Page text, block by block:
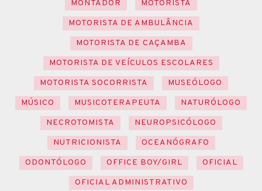
MONTADOR
MOTORISTA
MOTORISTA DE AMBULÂNCIA
MOTORISTA DE CAÇAMBA
MOTORISTA DE VEÍCULOS ESCOLARES
MOTORISTA SOCORRISTA
MUSEÓLOGO
MÚSICO
MUSICOTERAPEUTA
NATURÓLOGO
NECROTOMISTA
NEUROPSICÓLOGO
NUTRICIONISTA
OCEANÓGRAFO
ODONTÓLOGO
OFFICE BOY/GIRL
OFICIAL
OFICIAL ADMINISTRATIVO